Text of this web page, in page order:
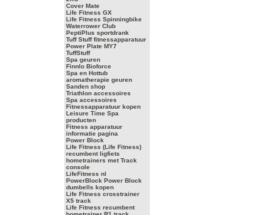
Cover Mate
Life Fitness GX
Life Fitness Spinningbike
Waterrower Club
PeptiPlus sportdrank
Tuff Stuff fitnessapparatuur
Power Plate MY7
TuffStuff
Spa geuren
Finnlo Bioforce
Spa en Hottub
aromatherapie geuren
Sanden shop
Triathlon accessoires
Spa accessoires
Fitnessapparatuur kopen
Leisure Time Spa
producten
Fitness apparatuur
informatie pagina
Power Block
Life Fitness (Life Fitness)
recumbent ligfiets
hometrainers met Track
console
LifeFitness nl
PowerBlock Power Block
dumbells kopen
Life Fitness crosstrainer
X5 track
Life Fitness recumbent